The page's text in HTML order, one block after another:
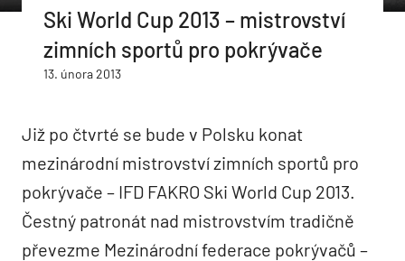
Ski World Cup 2013 – mistrovství
zimních sportů pro pokrývače
13. února 2013
Již po čtvrté se bude v Polsku konat
mezinárodní mistrovství zimních sportů pro
pokrývače – IFD FAKRO Ski World Cup 2013.
Čestný patronát nad mistrovstvím tradičně
převezme Mezinárodní federace pokrývačů –